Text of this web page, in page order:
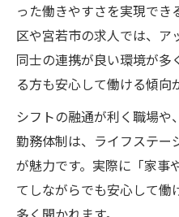
った働きやすさを実現でき
区や宮若市の求人では、ア
同士の連携が良い環境が多
る方も安心して働ける傾向
シフトの融通が利く職場
勤務体制は、ライフステー
が魅力です。実際に「家事
てしながらでも安心して働